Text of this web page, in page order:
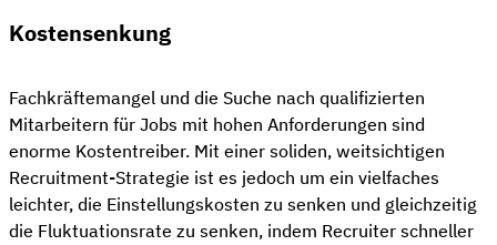
Kostensenkung
Fachkräftemangel und die Suche nach qualifizierten
Mitarbeitern für Jobs mit hohen Anforderungen sind
enorme Kostentreiber. Mit einer soliden, weitsichtigen
Recruitment-Strategie ist es jedoch um ein vielfaches
leichter, die Einstellungskosten zu senken und gleichzeitig
die Fluktuationsrate zu senken, indem Recruiter schneller